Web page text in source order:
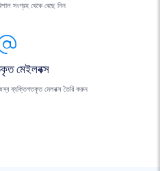
সংগ্রহ থেকে বেছে নিন
মেইলবক্স
ব্যক্তিগতকৃত মেলবক্স তৈরি করুন